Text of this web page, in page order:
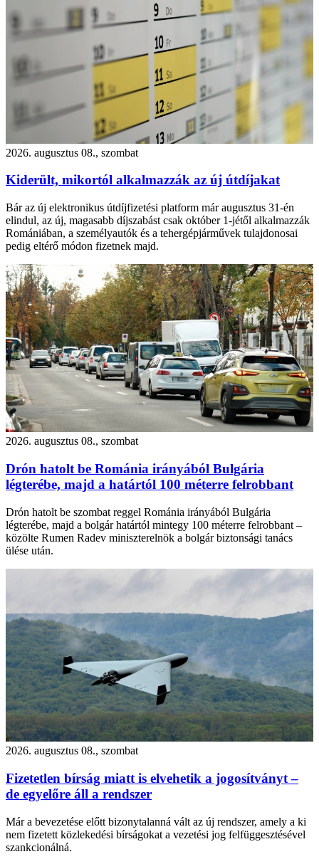
2026. augusztus 08., szombat
Kiderült, mikortól alkalmazzák az új útdíjakat
Bár az új elektronikus útdíjfizetési platform már augusztus 31-én
elindul, az új, magasabb díjszabást csak október 1-jétől alkalmazzák
Romániában, a személyautók és a tehergépjárművek tulajdonosai
pedig eltérő módon fizetnek majd.
2026. augusztus 08., szombat
Drón hatolt be Románia irányából Bulgária
légterébe, majd a határtól 100 méterre felrobbant
Drón hatolt be szombat reggel Románia irányából Bulgária
légterébe, majd a bolgár határtól mintegy 100 méterre felrobbant –
közölte Rumen Radev miniszterelnök a bolgár biztonsági tanács
ülése után.
2026. augusztus 08., szombat
Fizetetlen bírság miatt is elvehetik a jogosítványt –
de egyelőre áll a rendszer
Már a bevezetése előtt bizonytalanná vált az új rendszer, amely a ki
nem fizetett közlekedési bírságokat a vezetési jog felfüggesztésével
szankcionálná.